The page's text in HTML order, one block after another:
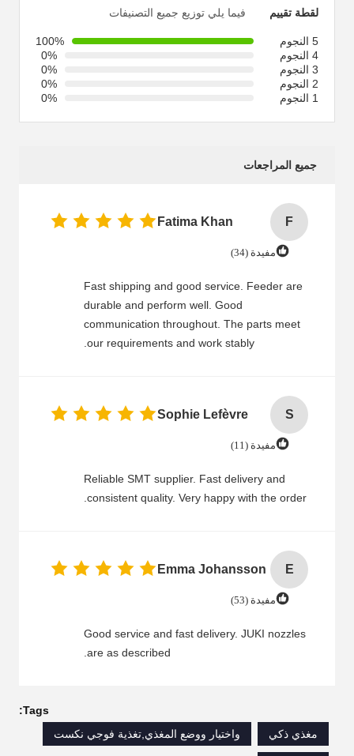
لقطة تقييم فيما يلي توزيع جميع التصنيفات
5 النجوم
100%
4 النجوم
0%
3 النجوم
0%
2 النجوم
0%
1 النجوم
0%
جميع المراجعات
F
Fatima Khan
مفيدة (34)
Fast shipping and good service. Feeder are
durable and perform well. Good
communication throughout. The parts meet
our requirements and work stably.
S
Sophie Lefèvre
مفيدة (11)
Reliable SMT supplier. Fast delivery and
consistent quality. Very happy with the order.
E
Emma Johansson
مفيدة (53)
Good service and fast delivery. JUKI nozzles
are as described.
Tags:
مغذي ذكي
واختيار ووضع المغذي,تغذية فوجي نكست